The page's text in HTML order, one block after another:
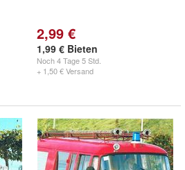
2,99 €
1,99 € Bieten
Noch4 Tage 5 Std.
+ 1,50 € Versand